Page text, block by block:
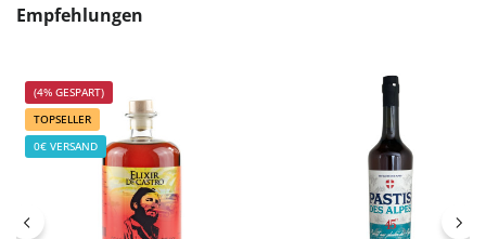
Produktgalerie überspringen
Empfehlungen
(4% GESPART)
TOPSELLER
0€ VERSAND